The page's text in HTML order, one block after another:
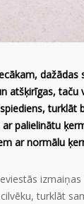
atšķirīgas,
turklāt
ar palielinātu
ar normālu
turklāt